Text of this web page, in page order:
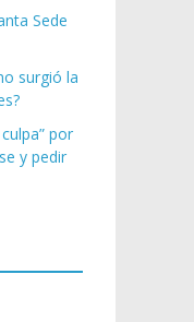
Sede
surgió la
por
y pedir